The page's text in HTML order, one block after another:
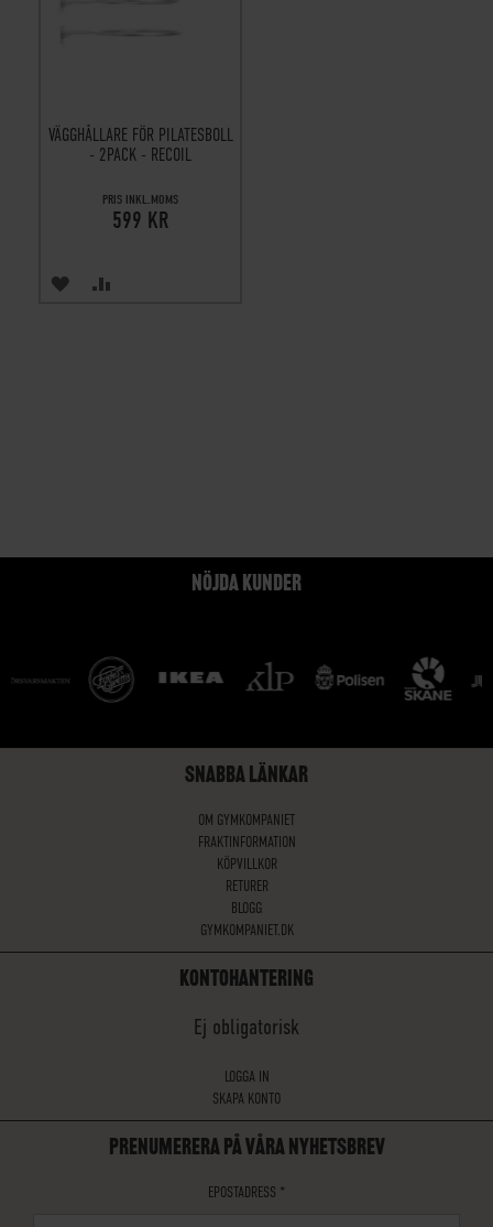
VÄGGHÅLLARE FÖR PILATESBOLL
- 2PACK - RECOIL
PRIS INKL.MOMS
599 KR
ÖNSKA
NÖJDA KUNDER
SNABBA LÄNKAR
OM GYMKOMPANIET
FRAKTINFORMATION
KÖPVILLKOR
RETURER
BLOGG
GYMKOMPANIET.DK
KONTOHANTERING
Ej obligatorisk
LOGGA IN
SKAPA KONTO
PRENUMERERA PÅ VÅRA NYHETSBREV
EPOSTADRESS *